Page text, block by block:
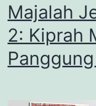
Majalah
2: Kiprah